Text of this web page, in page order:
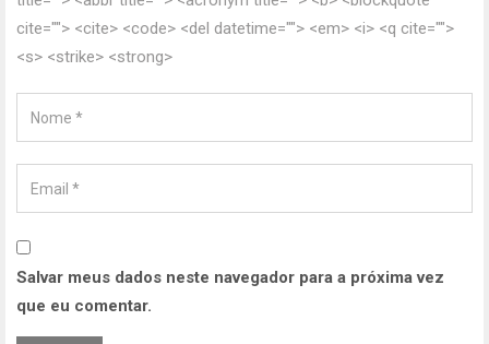
cite=""> <cite> <code> <del datetime=""> <em> <i> <q cite="">
<s> <strike> <strong>
Salvar meus dados neste navegador para a próxima vez
que eu comentar.